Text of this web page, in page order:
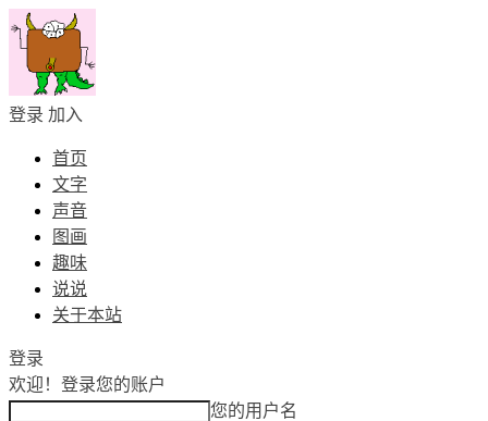
登录 加入
首页
文字
声音
图画
趣味
说说
关于本站
登录
欢迎！ 登录您的账户
您的用户名